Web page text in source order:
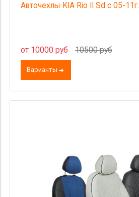
Авточехлы KIA Rio II Sd с 05-11г.
от 10000 руб 10500 руб
Варианты